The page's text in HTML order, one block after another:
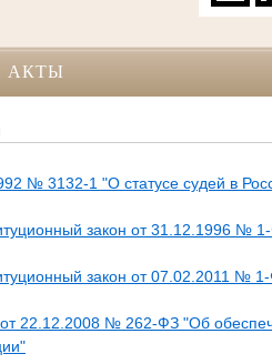
АКТЫ
№ 3132-1 "О статусе судей в
закон от 31.12.1996 №
закон от 07.02.2011 №
22.12.2008 № 262-ФЗ "Об